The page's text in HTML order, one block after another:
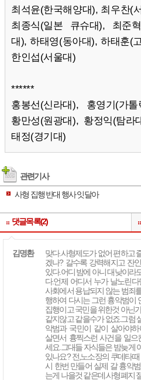
최석윤(한국해양대), 최우찬(
최종식(일본 큐슈대), 최준
대), 하태영(동아대), 하태훈(
한인섭(서울대)
******
홍봉선(신라대), 홍영기(가
황만성(원광대), 황정익(탐
태정(경기대)
관련기사
사형 집행 반대 행사 잇달아
댓글목록(2)
김명환
맞다.사형제도가 없어 편하고
겠나? 갈수록 강력해지고 잔
있다.어디 밤에 아니 대낮이라
다.언제 어디서 누가 날노린
사회에서 용납되지 않는 범죄
행하여 다시는 그런 흉악범이
집행이고 국민을 위한것 아닌
같지않고 같을수가 없죠.그럼
악범과 국민이 같이 살아야
살면서 흉찍스런 사건을 일으
세요.그대들 자식들은 밤늦게
있나요? 전,노소장의 쿠데타
시 한번 만들어 실제 갈 흉악
는게 나을것 같은데.사형폐지